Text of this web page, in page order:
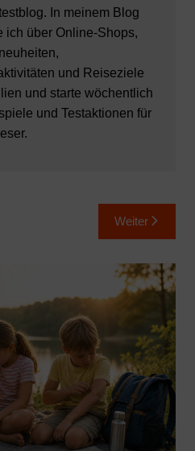
In meinem Blog
ich über Online-Shops,
und Reiseziele
und starte wöchentlich
und Testaktionen für
Weiter